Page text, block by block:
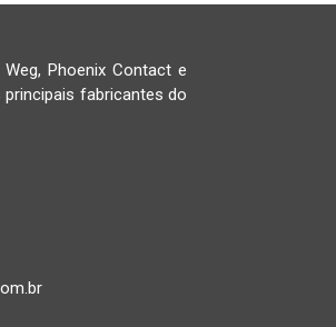
Phoenix Contact e
fabricantes do